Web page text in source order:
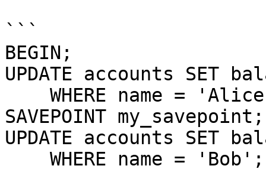
```
BEGIN;
UPDATE accounts SET
SAVEPOINT my_savepoint;
UPDATE accounts SET